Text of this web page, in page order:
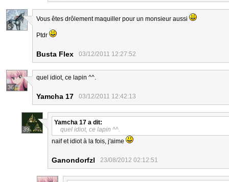
5
Vous êtes drôlement maquiller pour un monsieur aussi
Ptdr
Busta Flex 03/12/2011 12:27:52
36
quel idiot, ce lapin ^^.
Yamcha 17 03/12/2011 12:42:13
39
Yamcha 17 a dit:
quel idiot, ce lapin ^^.
naif et idiot à la fois, j'aime
Ganondorfzl 23/08/2012 02:12:51